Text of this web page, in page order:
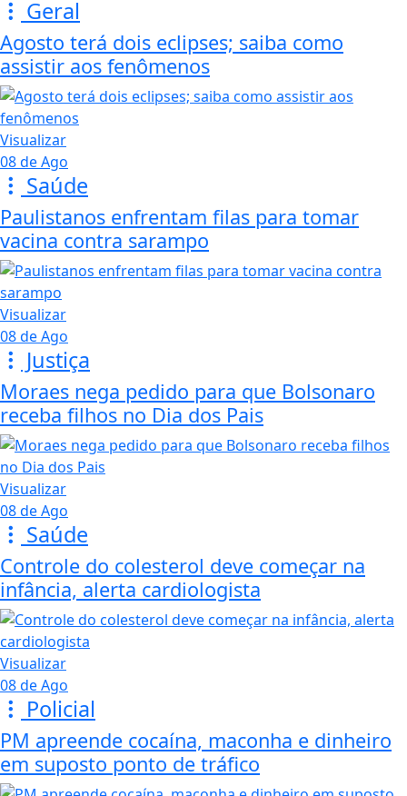
Geral
Agosto terá dois eclipses; saiba como
assistir aos fenômenos
Visualizar
08 de Ago
Saúde
Paulistanos enfrentam filas para tomar
vacina contra sarampo
Visualizar
08 de Ago
Justiça
Moraes nega pedido para que Bolsonaro
receba filhos no Dia dos Pais
Visualizar
08 de Ago
Saúde
Controle do colesterol deve começar na
infância, alerta cardiologista
Visualizar
08 de Ago
Policial
PM apreende cocaína, maconha e dinheiro
em suposto ponto de tráfico